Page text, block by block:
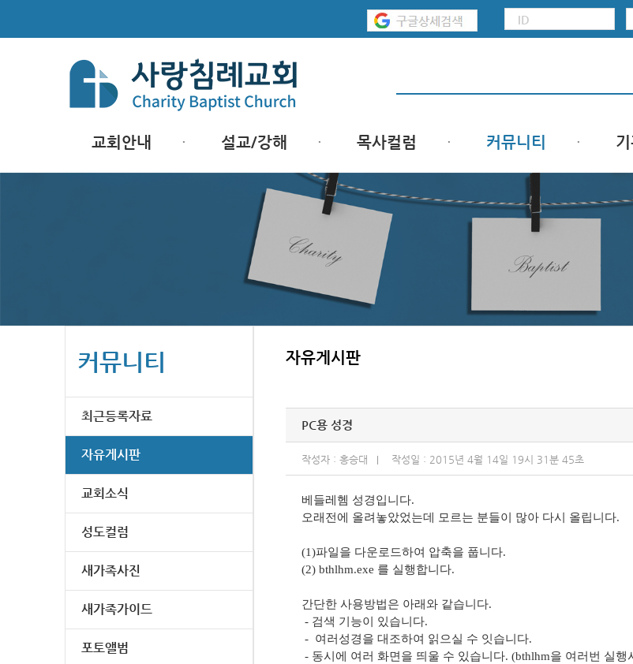
교회안내 설교/강해 목사컬럼 커뮤니티
커뮤니티
최근등록자료
자유게시판
교회소식
성도컬럼
새가족사진
새가족가이드
포토앨범
자유게시판
PC용 성경
작성자 : 홍승대 작성일 : 2015년 4월 14일 19시 31분 45초
베들레헴 성경입니다.
오래전에 올려놓았었는데 모르는 분들이 많아 다시 올립니다.
(1)파일을 다운로드하여 압축을 풉니다.
(2) bthlhm.exe 를 실행합니다.
간단한 사용방법은 아래와 같습니다.
- 검색 기능이 있습니다.
- 여러성경을 대조하여 읽으실 수 잇습니다.
- 동시에 여러 화면을 띄울 수 있습니다. (bthlhm을 여러번 실행